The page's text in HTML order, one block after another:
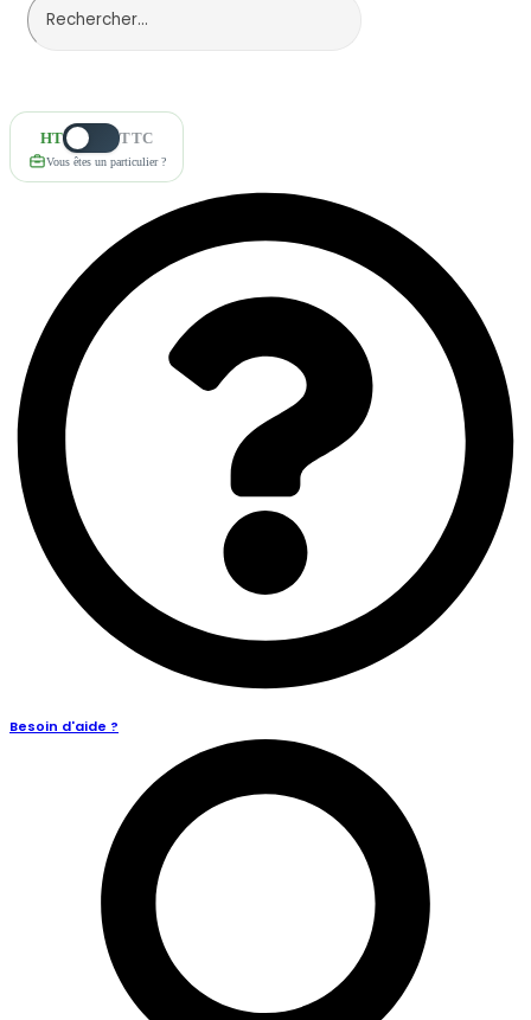
HT TTC
Vous êtes un particulier ?
Besoin d'aide ?